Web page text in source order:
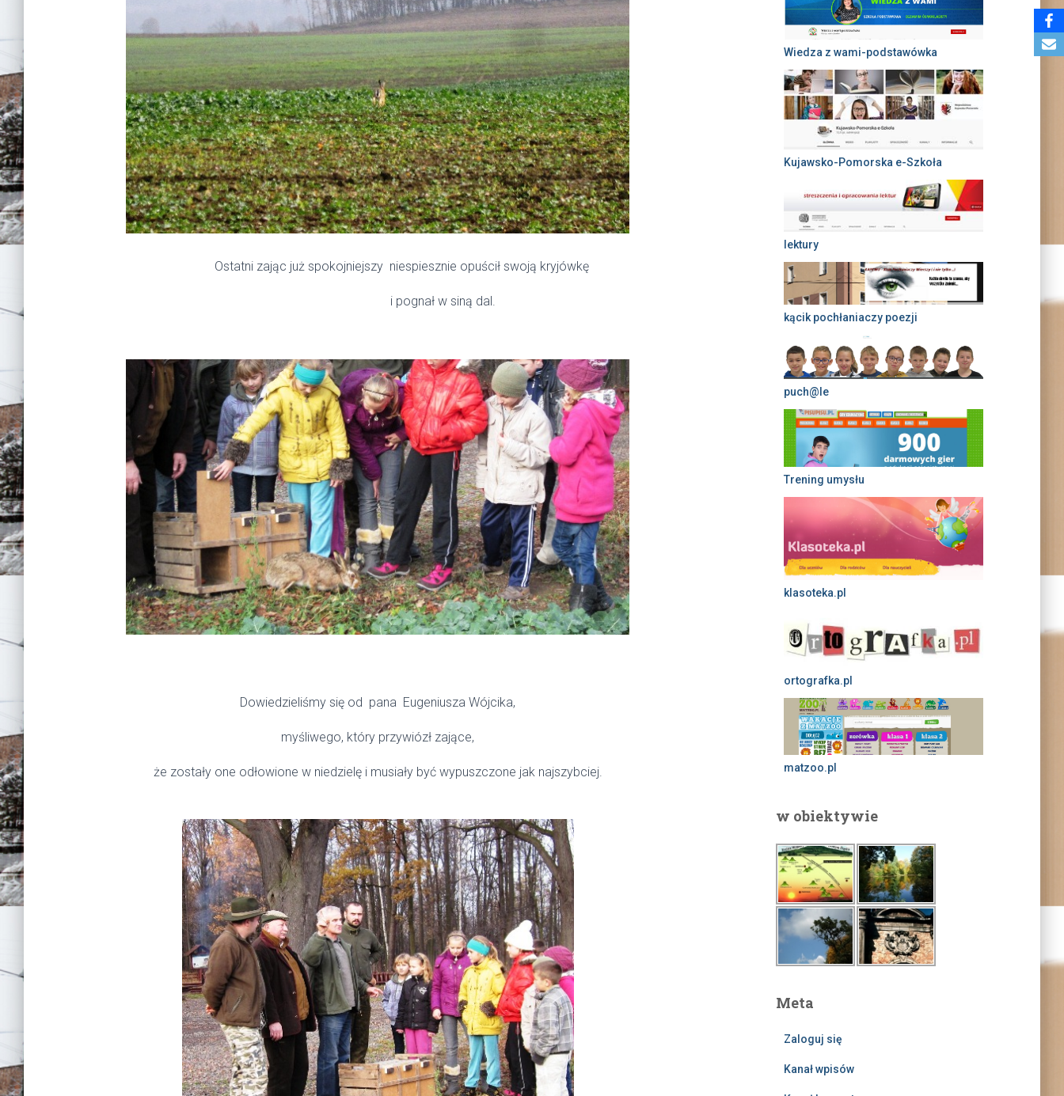
Ostatni zając już spokojniejszy niespiesznie opuścił swoją kryjówkę
i pognał w siną dal.
Dowiedzieliśmy się od pana Eugeniusza Wójcika,
myśliwego, który przywiózł zające,
że zostały one odłowione w niedzielę i musiały być wypuszczone jak najszybciej.
Wiedza z wami-podstawówka
Kujawsko-Pomorska e-Szkoła
lektury
kącik pochłaniaczy poezji
puch@le
Trening umysłu
klasoteka.pl
ortografka.pl
matzoo.pl
w obiektywie
Meta
Zaloguj się
Kanał wpisów